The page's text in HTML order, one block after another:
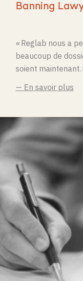
Banning
« Reglab nous a
beaucoup de
soient maintenant.
— En savoir plus